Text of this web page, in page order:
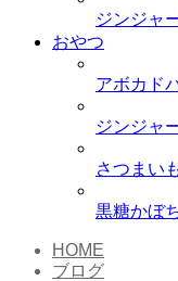
ジンジャ
おやつ
アボカド
ジンジャ
さつまい
黒糖かぼ
HOME
ブログ